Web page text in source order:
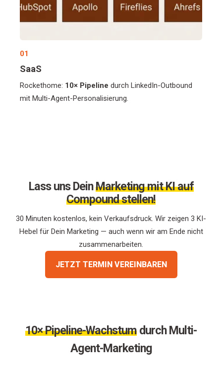
01
SaaS
Rockethome: 10× Pipeline durch LinkedIn-Outbound
mit Multi-Agent-Personalisierung.
Lass uns DeinMarketing mit KI auf
Compound stellen!
30 Minuten kostenlos, kein Verkaufsdruck. Wir zeigen 3 KI-
Hebel für Dein Marketing — auch wenn wir am Ende nicht
zusammenarbeiten.
JETZT TERMIN VEREINBAREN
10× Pipeline-Wachstum durch Multi-
Agent-Marketing